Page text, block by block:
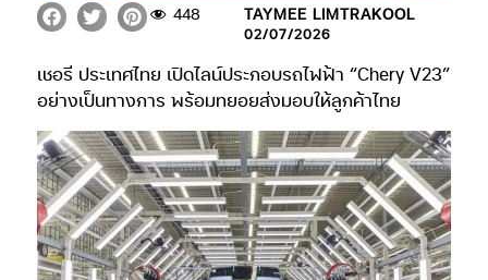
TAYMEE LIMTRAKOOL
02/07/2026
448
เชอรี ประเทศไทย เปิดไลน์ประกอบรถไฟฟ้า “Chery V23”
อย่างเป็นทางการ พร้อมทยอยส่งมอบให้ลูกค้าไทย